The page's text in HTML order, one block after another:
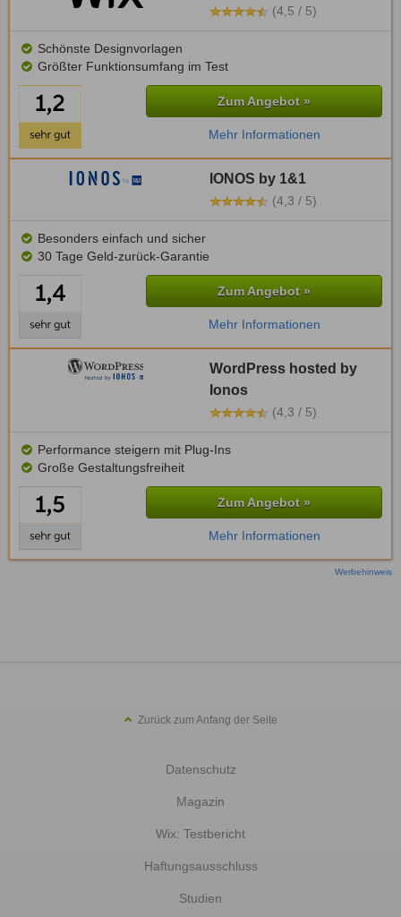
(4,5 / 5)
Schönste Designvorlagen
Größter Funktionsumfang im Test
Zum Angebot »
Mehr Informationen
IONOS by 1&1
(4,3 / 5)
Besonders einfach und sicher
30 Tage Geld-zurück-Garantie
Zum Angebot »
Mehr Informationen
WordPress hosted by
Ionos
(4,3 / 5)
Performance steigern mit Plug-Ins
Große Gestaltungsfreiheit
Zum Angebot »
Mehr Informationen
Werbehinweis
Zurück zum Anfang der Seite
Datenschutz
Magazin
Wix: Testbericht
Haftungsausschluss
Studien